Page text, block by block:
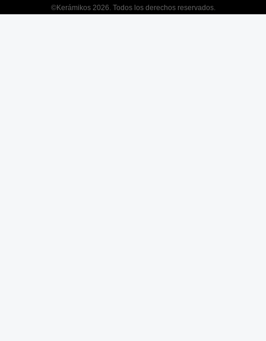
©Kerámikos 2026. Todos los derechos reservados.